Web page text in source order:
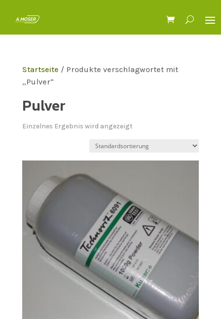
Startseite / Produkte verschlagwortet mit
„Pulver“
Pulver
Einzelnes Ergebnis wird angezeigt